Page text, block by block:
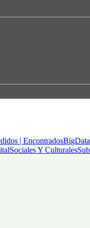
| EncontradosBigData
Sociales Y Culturales